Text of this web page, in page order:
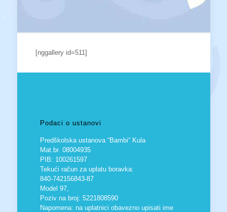
[nggallery id=511]
Podaci o ustanovi
Predškolska ustanova “Bambi“ Kula
Mat.br. 08004935
PIB: 100261597
Tekući račun za uplatu boravka:
840-742156843-87
Model 97,
Poziv na broj: 5221808590
Napomena: na uplatnici obavezno upisati ime